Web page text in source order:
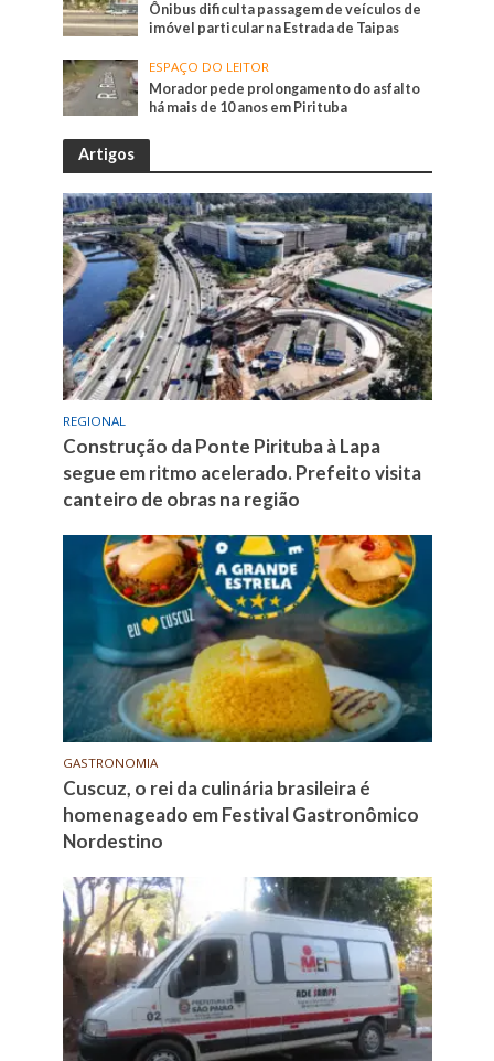
Ônibus dificulta passagem de veículos de
imóvel particular na Estrada de Taipas
ESPAÇO DO LEITOR
Morador pede prolongamento do asfalto
há mais de 10 anos em Pirituba
Artigos
REGIONAL
Construção da Ponte Pirituba à Lapa
segue em ritmo acelerado. Prefeito visita
canteiro de obras na região
GASTRONOMIA
Cuscuz, o rei da culinária brasileira é
homenageado em Festival Gastronômico
Nordestino